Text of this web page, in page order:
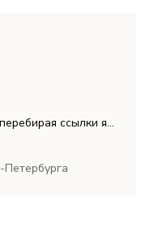
ссылки я
я нашел на сайте
кольцо!